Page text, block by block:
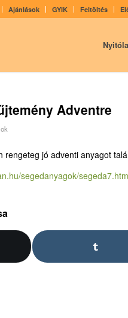
Ajánlások GYIK Feltöltés
Adventre
rengeteg jó adventi anyagot
segedanyagok/segeda7.htm